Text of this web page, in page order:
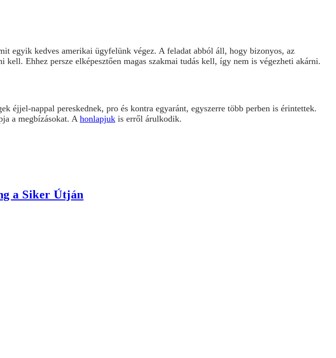
egyik kedves amerikai ügyfelünk végez. A feladat abból áll, hogy bizonyos, az
Ehhez persze elképesztően magas szakmai tudás kell, így nem is végezheti akárni.
éjjel-nappal pereskednek, pro és kontra egyaránt, egyszerre több perben is érintettek.
a megbízásokat. Ahonlapjuk is erről árulkodik.
a Siker Útján